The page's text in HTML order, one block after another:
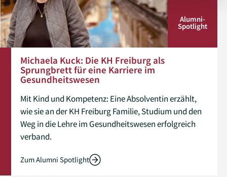
Alumni­
Spotlight
Michaela Kuck: Die KH Freiburg als
Sprungbrett für eine Karriere im
Gesundheitswesen
Mit Kind und Kompetenz: Eine Absolventin erzählt,
wie sie an der KH Freiburg Familie, Studium und den
Weg in die Lehre im Gesundheitswesen erfolgreich
verband.
Zum Alumni Spotlight